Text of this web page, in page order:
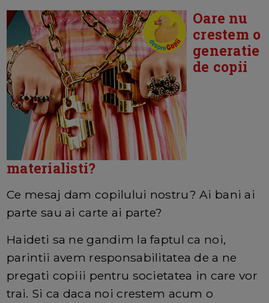
Oare nu
crestem o
generatie
de copii
materialisti?
Ce mesaj dam copilului nostru? Ai bani ai
parte sau ai carte ai parte?
Haideti sa ne gandim la faptul ca noi,
parintii avem responsabilitatea de a ne
pregati copiii pentru societatea in care vor
trai. Si ca daca noi crestem acum o